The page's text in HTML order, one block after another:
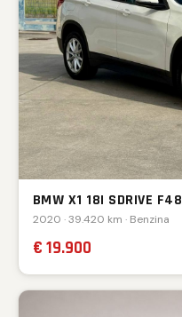
BMW X1 18I SDRIVE F48
2020 · 39.420 km · Benzina
€ 19.900